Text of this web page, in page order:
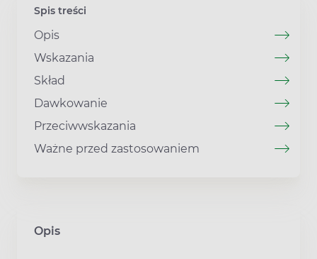
Spis treści
Opis
Wskazania
Skład
Dawkowanie
Przeciwwskazania
Ważne przed zastosowaniem
Opis